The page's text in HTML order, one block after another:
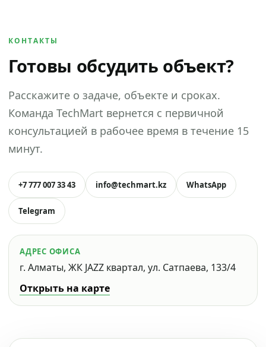
КОНТАКТЫ
Готовы обсудить объект?
Расскажите о задаче, объекте и сроках.
Команда TechMart вернется с первичной
консультацией в рабочее время в течение 15
минут.
+7 777 007 33 43 info@techmart.kz WhatsApp
Telegram
АДРЕС ОФИСА
г. Алматы, ЖК JAZZ квартал, ул. Сатпаева, 133/4
Открыть на карте